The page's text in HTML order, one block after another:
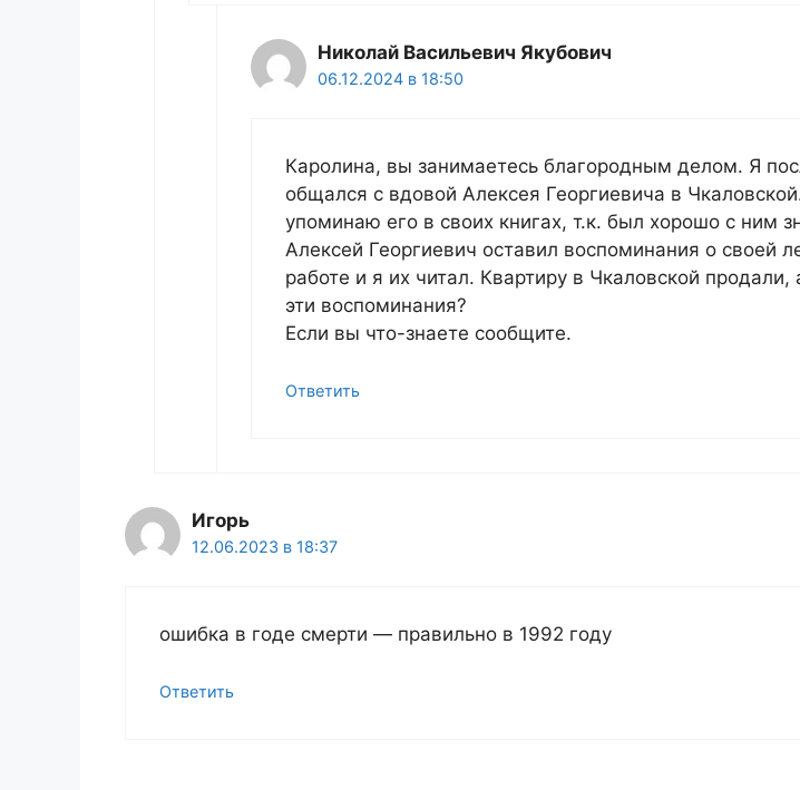
Николай Васильевич Якубович
06.12.2024 в 18:50
Каролина, вы занимаетесь благородным делом. Я
общался с вдовой Алексея Георгиевича в
упоминаю его в своих книгах, т.к. был хорошо с ним
Алексей Георгиевич оставил воспоминания о своей
работе и я их читал. Квартиру в Чкаловской продали,
эти воспоминания?
Если вы что-знаете сообщите.
Ответить
Игорь
12.06.2023 в 18:37
ошибка в годе смерти — правильно в 1992 году
Ответить